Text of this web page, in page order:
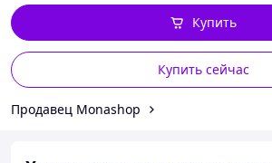
Купить сейчас
Купить
Продавец Monashop